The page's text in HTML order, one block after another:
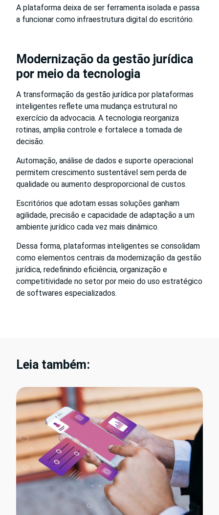
A plataforma deixa de ser ferramenta isolada e passa
a funcionar como infraestrutura digital do escritório.
Modernização da gestão jurídica
por meio da tecnologia
A transformação da gestão jurídica por plataformas
inteligentes reflete uma mudança estrutural no
exercício da advocacia. A tecnologia reorganiza
rotinas, amplia controle e fortalece a tomada de
decisão.
Automação, análise de dados e suporte operacional
permitem crescimento sustentável sem perda de
qualidade ou aumento desproporcional de custos.
Escritórios que adotam essas soluções ganham
agilidade, precisão e capacidade de adaptação a um
ambiente jurídico cada vez mais dinâmico.
Dessa forma, plataformas inteligentes se consolidam
como elementos centrais da modernização da gestão
jurídica, redefinindo eficiência, organização e
competitividade no setor por meio do uso estratégico
de softwares especializados.
Leia também: